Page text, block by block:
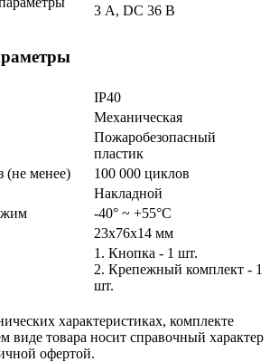
3 А, DC 36 В
IP40
Механическая
Пожаробезопасный
пластик
(не менее)
100 000 циклов
Накладной
-40° ~ +55°С
23x76x14 мм
1. Кнопка - 1 шт.
2. Крепежный комплект - 1
шт.
характеристиках, комплекте
виде товара носит справочный характер
офертой.